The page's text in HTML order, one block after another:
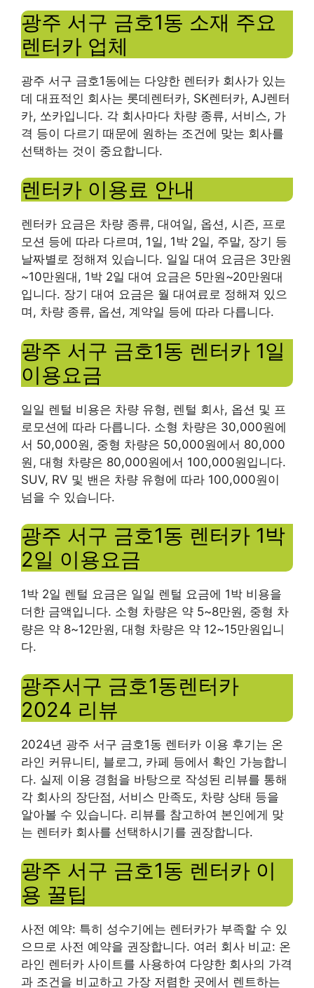
광주 서구 금호1동 소재 주요
렌터카 업체
광주 서구 금호1동에는 다양한 렌터카 회사가 있는
데 대표적인 회사는 롯데렌터카, SK렌터카, AJ렌터
카, 쏘카입니다. 각 회사마다 차량 종류, 서비스, 가
격 등이 다르기 때문에 원하는 조건에 맞는 회사를
선택하는 것이 중요합니다.
렌터카 이용료 안내
렌터카 요금은 차량 종류, 대여일, 옵션, 시즌, 프로
모션 등에 따라 다르며, 1일, 1박 2일, 주말, 장기 등
날짜별로 정해져 있습니다. 일일 대여 요금은 3만원
~10만원대, 1박 2일 대여 요금은 5만원~20만원대
입니다. 장기 대여 요금은 월 대여료로 정해져 있으
며, 차량 종류, 옵션, 계약일 등에 따라 다릅니다.
광주 서구 금호1동 렌터카 1일
이용요금
일일 렌털 비용은 차량 유형, 렌털 회사, 옵션 및 프
로모션에 따라 다릅니다. 소형 차량은 30,000원에
서 50,000원, 중형 차량은 50,000원에서 80,000
원, 대형 차량은 80,000원에서 100,000원입니다.
SUV, RV 및 밴은 차량 유형에 따라 100,000원이
넘을 수 있습니다.
광주 서구 금호1동 렌터카 1박
2일 이용요금
1박 2일 렌털 요금은 일일 렌털 요금에 1박 비용을
더한 금액입니다. 소형 차량은 약 5~8만원, 중형 차
량은 약 8~12만원, 대형 차량은 약 12~15만원입니
다.
광주서구 금호1동렌터카
2024 리뷰
2024년 광주 서구 금호1동 렌터카 이용 후기는 온
라인 커뮤니티, 블로그, 카페 등에서 확인 가능합니
다. 실제 이용 경험을 바탕으로 작성된 리뷰를 통해
각 회사의 장단점, 서비스 만족도, 차량 상태 등을
알아볼 수 있습니다. 리뷰를 참고하여 본인에게 맞
는 렌터카 회사를 선택하시기를 권장합니다.
광주 서구 금호1동 렌터카 이
용 꿀팁
사전 예약: 특히 성수기에는 렌터카가 부족할 수 있
으므로 사전 예약을 권장합니다. 여러 회사 비교: 온
라인 렌터카 사이트를 사용하여 다양한 회사의 가격
과 조건을 비교하고 가장 저렴한 곳에서 렌트하는